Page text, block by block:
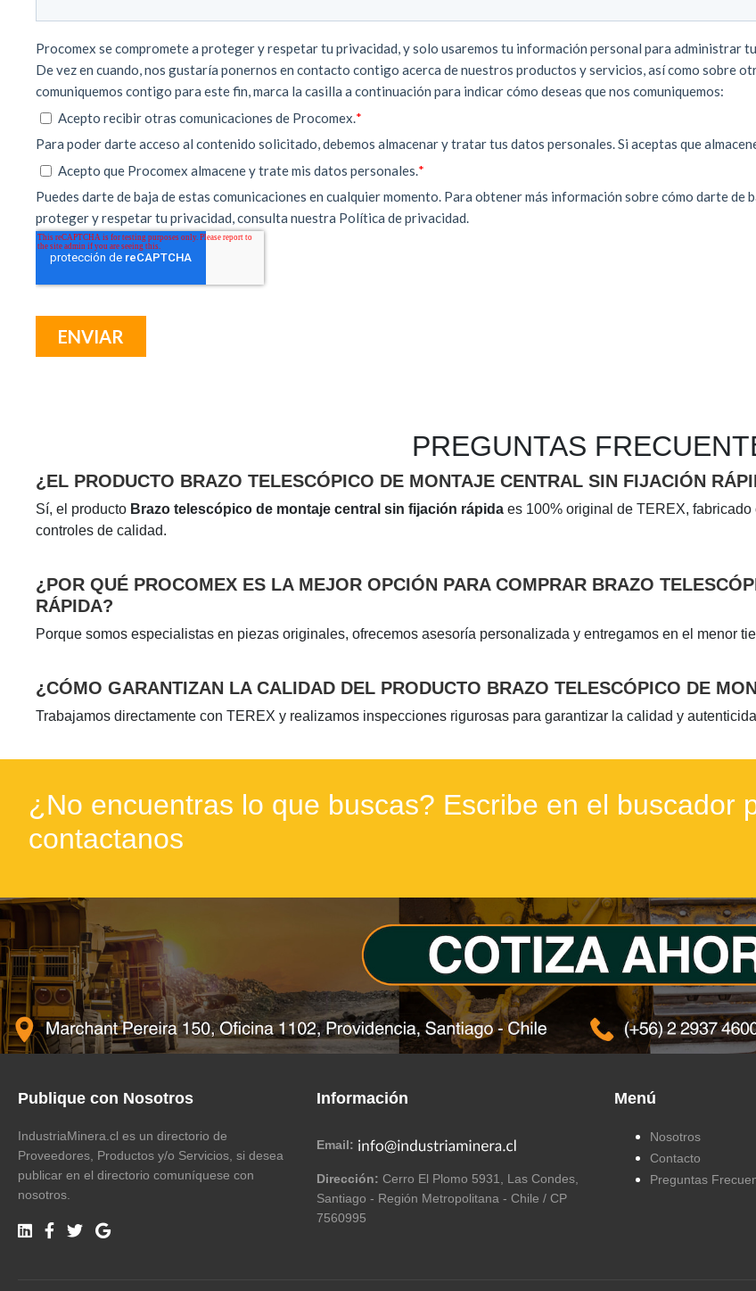
PREGUNTAS
¿EL PRODUCTO BRAZO TELESCÓPICO DE MONTAJE CENTRAL SIN FIJACIÓN
Sí, el producto Brazo telescópico de montaje central sin fijación rápida es 100% original de TEREX,
controles de calidad.
¿POR QUÉ PROCOMEX ES LA MEJOR OPCIÓN PARA COMPRAR BRAZO
RÁPIDA?
Porque somos especialistas en piezas originales, ofrecemos asesoría personalizada y entregamos en el menor
¿CÓMO GARANTIZAN LA CALIDAD DEL PRODUCTO BRAZO TELESCÓPICO DE
Trabajamos directamente con TEREX y realizamos inspecciones rigurosas para garantizar la calidad y
¿No encuentras lo que buscas? Escribe en el buscador
contactanos
Publique con Nosotros
IndustriaMinera.cl es un directorio de
Proveedores, Productos y/o Servicios, si desea
publicar en el directorio comuníquese con
nosotros.
Información
Email:
Dirección: Cerro El Plomo 5931, Las Condes,
Santiago - Región Metropolitana - Chile / CP
7560995
Menú
Nosotros
Contacto
Preguntas